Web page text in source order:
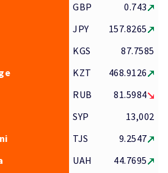
GBP
0.743
JPY
157.8265
KGS
87.7585
KZT
468.9126
RUB
81.5984
SYP
13,002
TJS
9.2547
UAH
44.7695